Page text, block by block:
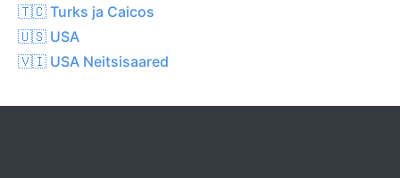
🇹🇨 Turks ja Caicos
🇺🇸 USA
🇻🇮 USA Neitsisaared